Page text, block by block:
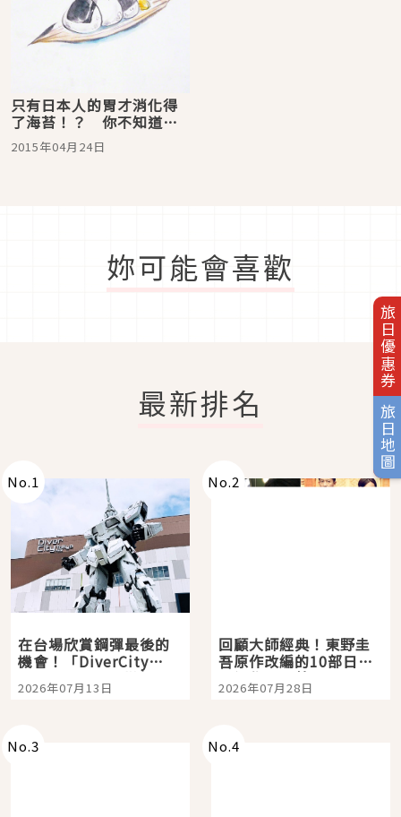
旅日優惠券
旅日地圖
只有日本人的胃才消化得
了海苔！？ 你不知道的
海苔小常識
2015年04月24日
妳可能會喜歡
最新排名
No.1
在台場欣賞鋼彈最後的
機會！「DiverCity
Tokyo Plaza」搭船、
購物、美食及夜景，一
2026年07月13日
No.2
回顧大師經典！東野圭
吾原作改編的10部日本
影視作品推薦
2026年07月28日
No.3 No.4